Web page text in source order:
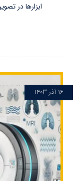
ابزارها در
۱۶ آذر ۱۴۰۳